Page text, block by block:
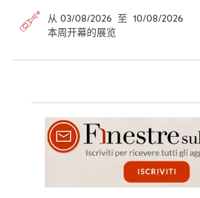
从 03/08/2026 至 10/08/2026
本周开幕的展览